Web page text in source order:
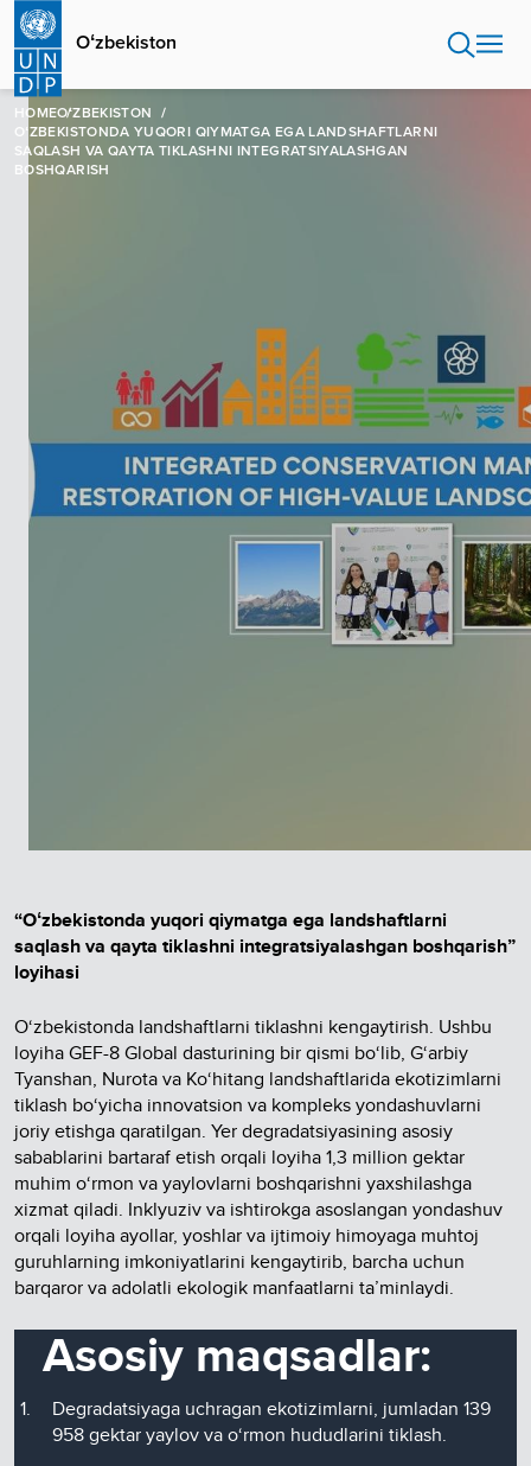
Skip
main
content
Oʻzbekiston
HOMEOʻZBEKISTON
OʻZBEKISTONDA YUQORI QIYMATGA EGA LANDSHAFTLARNI
SAQLASH VA QAYTA TIKLASHNI INTEGRATSIYALASHGAN
BOSHQARISH
“Oʻzbekistonda yuqori qiymatga ega landshaftlarni
saqlash va qayta tiklashni integratsiyalashgan boshqarish”
loyihasi
O‘zbekistonda landshaftlarni tiklashni kengaytirish. Ushbu
loyiha GEF-8 Global dasturining bir qismi bo‘lib, G‘arbiy
Tyanshan, Nurota va Ko‘hitang landshaftlarida ekotizimlarni
tiklash bo‘yicha innovatsion va kompleks yondashuvlarni
joriy etishga qaratilgan. Yer degradatsiyasining asosiy
sabablarini bartaraf etish orqali loyiha 1,3 million gektar
muhim o‘rmon va yaylovlarni boshqarishni yaxshilashga
xizmat qiladi. Inklyuziv va ishtirokga asoslangan yondashuv
orqali loyiha ayollar, yoshlar va ijtimoiy himoyaga muhtoj
guruhlarning imkoniyatlarini kengaytirib, barcha uchun
barqaror va adolatli ekologik manfaatlarni ta’minlaydi.
Asosiy maqsadlar:
Degradatsiyaga uchragan ekotizimlarni, jumladan 139
958 gektar yaylov va o‘rmon hududlarini tiklash.